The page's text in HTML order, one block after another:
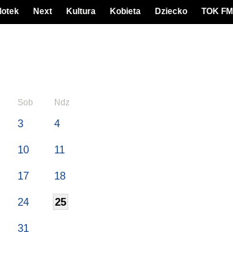
Next Kultura Kobieta Dziecko TOK FM
Sob Ndz
3 4
10 11
17 18
24 25
31